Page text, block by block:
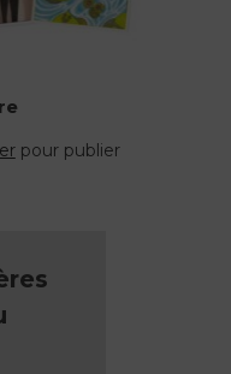
pour publier